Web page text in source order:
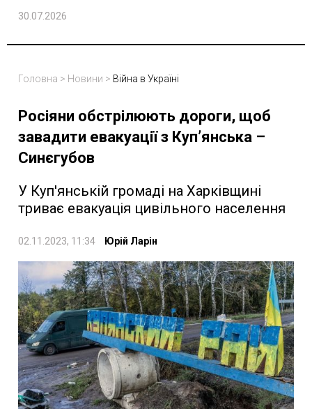
30.07.2026
Головна > Новини > Війна в Україні
Росіяни обстрілюють дороги, щоб
завадити евакуації з Куп’янська –
Синєгубов
У Куп'янській громаді на Харківщині
триває евакуація цивільного населення
02.11.2023, 11:34 Юрій Ларін